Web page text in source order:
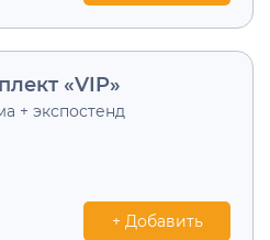
«VIP»
+ экспостенд
+ Добавить